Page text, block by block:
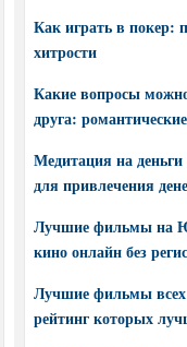
Как играть в покер:
хитрости
Какие вопросы
друга:
Медитация на
для привлечения
Лучшие фильмы на
кино онлайн без
Лучшие фильмы
рейтинг которых